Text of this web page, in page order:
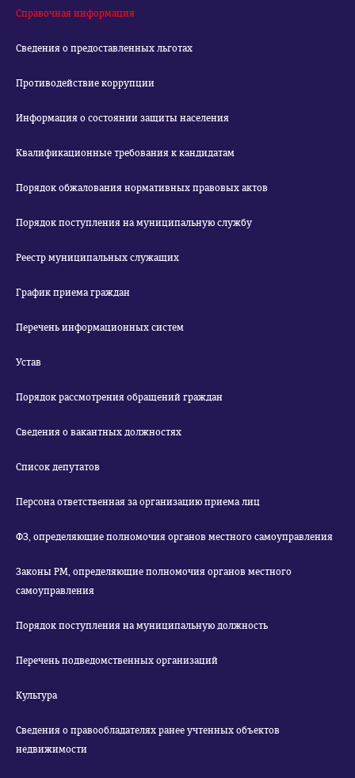
Справочная информация
Сведения о предоставленных льготах
Противодействие коррупции
Информация о состоянии защиты населения
Квалификационные требования к кандидатам
Порядок обжалования нормативных правовых актов
Порядок поступления на муниципальную службу
Реестр муниципальных служащих
График приема граждан
Перечень информационных систем
Устав
Порядок рассмотрения обращений граждан
Сведения о вакантных должностях
Список депутатов
Персона ответственная за организацию приема лиц
ФЗ, определяющие полномочия органов местного самоуправления
Законы РМ, определяющие полномочия органов местного
самоуправления
Порядок поступления на муниципальную должность
Перечень подведомственных организаций
Культура
Сведения о правообладателях ранее учтенных объектов
недвижимости